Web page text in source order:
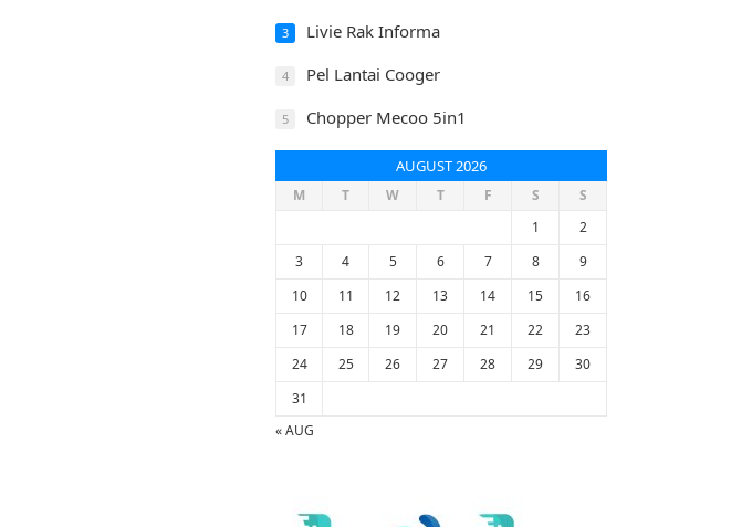
3 Livie Rak Informa
4 Pel Lantai Cooger
5 Chopper Mecoo 5in1
AUGUST 2026
M T W T F S
S
1
2
3
4 5 6 7 8
9
10
11 12 13 14 15
16
17
18 19 20 21 22
23
24
25 26 27 28 29
30
31
« AUG